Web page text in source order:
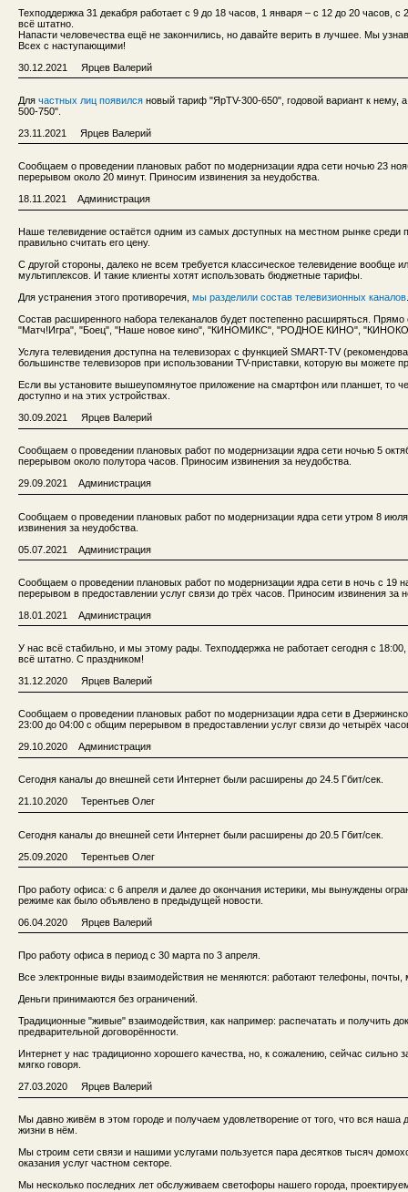
Техподдержка 31 декабря работает с 9 до 18 часов, 1 января – с 12 до 20 часов,
всё штатно.
Напасти человечества ещё не закончились, но давайте верить в лучшее. Мы
Всех с наступающими!
30.12.2021 Ярцев Валерий
Для частных лиц появился новый тариф "ЯрTV-300-650", годовой вариант к нему,
500-750".
23.11.2021 Ярцев Валерий
Сообщаем о проведении плановых работ по модернизации ядра сети ночью 23
перерывом около 20 минут. Приносим извинения за неудобства.
18.11.2021 Администрация
Наше телевидение остаётся одним из самых доступных на местном рынке среди
правильно считать его цену.
С другой стороны, далеко не всем требуется классическое телевидение вообще
мультиплексов. И такие клиенты хотят использовать бюджетные тарифы.
Для устранения этого противоречия, мы разделили состав телевизионных каналов
Состав расширенного набора телеканалов будет постепенно расширяться.
"Матч!Игра", "Боец", "Наше новое кино", "КИНОМИКС", "РОДНОЕ КИНО",
Услуга телевидения доступна на телевизорах с функцией SMART-TV
большинстве телевизоров при использовании TV-приставки, которую вы можете
Если вы установите вышеупомянутое приложение на смартфон или планшет, то
доступно и на этих устройствах.
30.09.2021 Ярцев Валерий
Сообщаем о проведении плановых работ по модернизации ядра сети ночью 5
перерывом около полутора часов. Приносим извинения за неудобства.
29.09.2021 Администрация
Сообщаем о проведении плановых работ по модернизации ядра сети утром 8
извинения за неудобства.
05.07.2021 Администрация
Сообщаем о проведении плановых работ по модернизации ядра сети в ночь с 19
перерывом в предоставлении услуг связи до трёх часов. Приносим извинения за
18.01.2021 Администрация
У нас всё стабильно, и мы этому рады. Техподдержка не работает сегодня с
всё штатно. С праздником!
31.12.2020 Ярцев Валерий
Сообщаем о проведении плановых работ по модернизации ядра сети в
23:00 до 04:00 с общим перерывом в предоставлении услуг связи до четырёх
29.10.2020 Администрация
Сегодня каналы до внешней сети Интернет были расширены до 24.5 Гбит/сек.
21.10.2020 Терентьев Олег
Сегодня каналы до внешней сети Интернет были расширены до 20.5 Гбит/сек.
25.09.2020 Терентьев Олег
Про работу офиса: с 6 апреля и далее до окончания истерики, мы вынуждены
режиме как было объявлено в предыдущей новости.
06.04.2020 Ярцев Валерий
Про работу офиса в период с 30 марта по 3 апреля.
Все электронные виды взаимодействия не меняются: работают телефоны,
Деньги принимаются без ограничений.
Традиционные "живые" взаимодействия, как например: распечатать и получить
предварительной договорённости.
Интернет у нас традиционно хорошего качества, но, к сожалению, сейчас сильно
мягко говоря.
27.03.2020 Ярцев Валерий
Мы давно живём в этом городе и получаем удовлетворение от того, что вся наша
жизни в нём.
Мы строим сети связи и нашими услугами пользуется пара десятков тысяч
оказания услуг частном секторе.
Мы несколько последних лет обслуживаем светофоры нашего города,